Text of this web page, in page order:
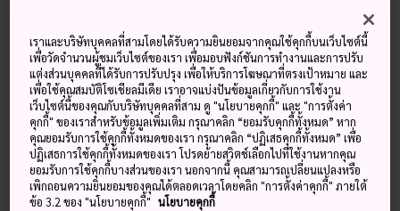
มื้ออาหารหลายคอร์สเป็นส่วนสำคัญของประสบการณ์การเข้าพัก
เราและบริษัทบุคคลที่สามโดยได้รับความยินยอมจากคุณใช้คุกกี้บนเว็บไซต์นี้
เพื่อวัดจำนวนผู้ชมเว็บไซต์ของเรา เพื่อมอบฟังก์ชันการทำงานและการปรับ
แต่งส่วนบุคคลที่ได้รับการปรับปรุง เพื่อให้บริการโฆษณาที่ตรงเป้าหมาย และ
เพื่อใช้คุณสมบัติโซเชียลมีเดีย เราอาจแบ่งปันข้อมูลเกี่ยวกับการใช้งาน
เว็บไซต์นี้ของคุณกับบริษัทบุคคลที่สาม ดู "นโยบายคุกกี้" และ "การตั้งค่า
คุกกี้" ของเราสำหรับข้อมูลเพิ่มเติม กรุณาคลิก “ยอมรับคุกกี้ทั้งหมด” หาก
คุณยอมรับการใช้คุกกี้ทั้งหมดของเรา กรุณาคลิก “ปฏิเสธคุกกี้ทั้งหมด” เพื่อ
ปฏิเสธการใช้คุกกี้ทั้งหมดของเรา โปรดย้ายสวิตช์เลือกไปที่ใช้งานหากคุณ
ยอมรับการใช้คุกกี้บางส่วนของเรา นอกจากนี้ คุณสามารถเปลี่ยนแปลงหรือ
เพิกถอนความยินยอมของคุณได้ตลอดเวลาโดยคลิก "การตั้งค่าคุกกี้" ภายใต้
ข้อ 3.2 ของ "นโยบายคุกกี้" นโยบายคุกกี้